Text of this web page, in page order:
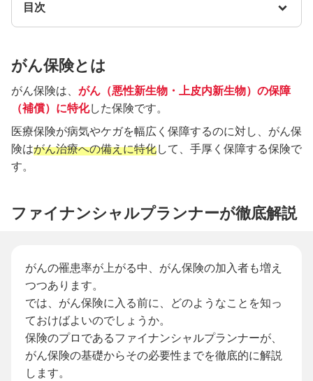
目次
がん保険とは
がん保険は、 がん（悪性新生物・上皮内新生物）の保障
（補償）に特化した保険です。
医療保険が病気やケガを幅広く保障するのに対し、がん保
険はがん治療への備えに特化して、手厚く保障する保険で
す。
ファイナンシャルプランナーが徹底解説
がんの罹患率が上がる中、がん保険の加入者も増え
つつあります。
では、がん保険に入る前に、どのようなことを知っ
ておけばよいのでしょうか。
保険のプロであるファイナンシャルプランナーが、
がん保険の基礎からその必要性までを徹底的に解説
します。